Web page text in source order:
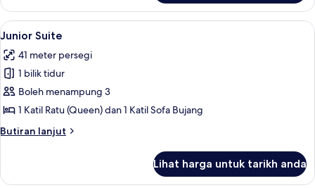
Room,
Pool
Access
Lihat
semua
foto
untuk
Junior
Suite
Junior Suite | Cadar kapas Mesir,
6
Junior Suite
41 meter persegi
1 bilik tidur
Boleh menampung 3
1 Katil Ratu (Queen) dan 1 Katil Sofa Bujang
Butiran lanjut
Butiran
Suite
Lihat harga untuk tarikh anda